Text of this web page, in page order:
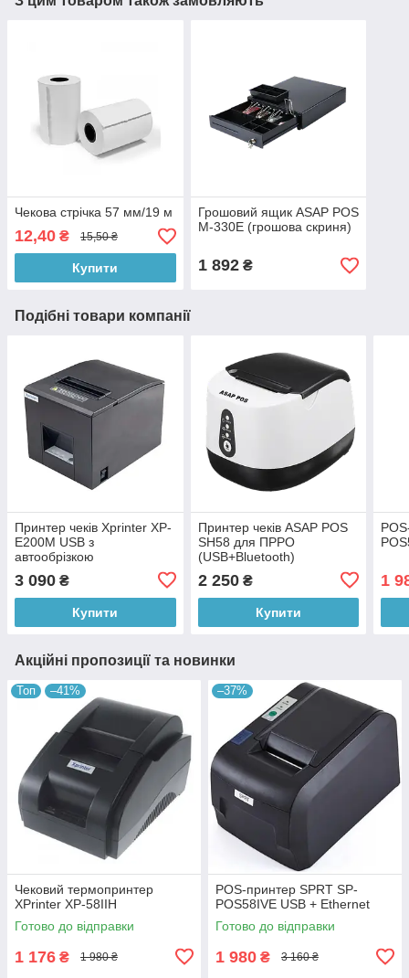
Чекова стрічка 57 мм/19 м
12,40 ₴ 15,50 ₴
Купити
Грошовий ящик ASAP POS
M-330E (грошова скриня)
1 892₴
Подібні товари компанії
Принтер чеків Xprinter XP-
E200M USB з
автообрізкою
3 090 ₴
Купити
Принтер чеків ASAP POS
SH58 для ПРРО
(USB+Bluetooth)
2 250₴
Купити
1
Акційні пропозиції та новинки
Топ –41%
Чековий термопринтер
XPrinter XP-58IIH
Готово до відправки
1 176 ₴ 1 980 ₴
–37%
POS-принтер SPRT SP-
POS58IVE USB + Ethernet
Готово до відправки
1 980 ₴ 3 160 ₴